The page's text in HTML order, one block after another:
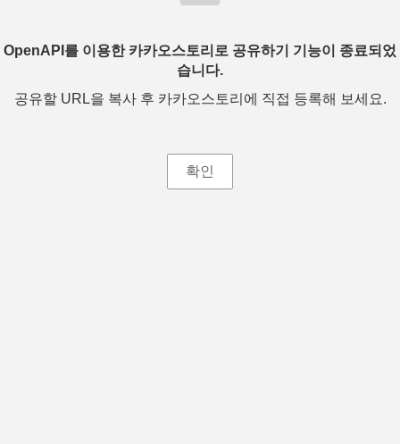
OpenAPI를 이용한 카카오스토리로 공유하기 기능이 종료되었
습니다.
공유할 URL을 복사 후 카카오스토리에 직접 등록해 보세요.
확인